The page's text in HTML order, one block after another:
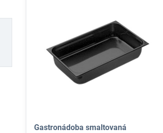
Gastronádoba smaltovaná